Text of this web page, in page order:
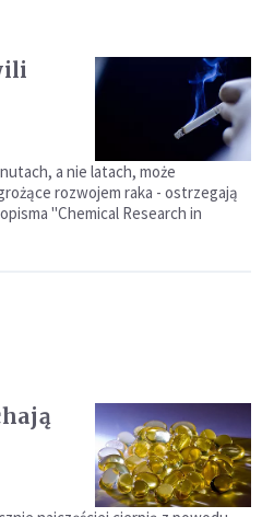
a nie latach, może
rozwojem raka - ostrzegają
"Chemical Research in